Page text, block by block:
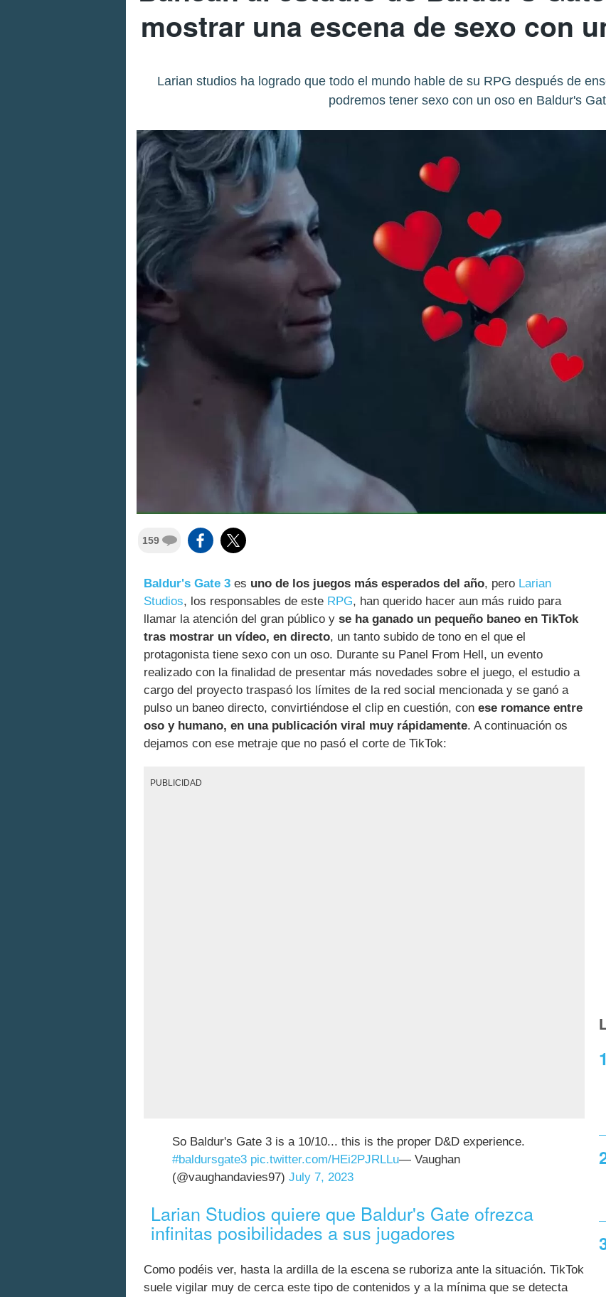
mostrar una escena de sexo con
Larian studios ha logrado que todo el mundo hable de su RPG después de
podremos tener sexo con un oso en Baldur's
159
Baldur's Gate 3 es uno de los juegos más esperados del año, pero Larian
Studios, los responsables de este RPG, han querido hacer aun más ruido para
llamar la atención del gran público y se ha ganado un pequeño baneo en TikTok
tras mostrar un vídeo, en directo, un tanto subido de tono en el que el
protagonista tiene sexo con un oso. Durante su Panel From Hell, un evento
realizado con la finalidad de presentar más novedades sobre el juego, el estudio a
cargo del proyecto traspasó los límites de la red social mencionada y se ganó a
pulso un baneo directo, convirtiéndose el clip en cuestión, con ese romance entre
oso y humano, en una publicación viral muy rápidamente. A continuación os
dejamos con ese metraje que no pasó el corte de TikTok:
PUBLICIDAD
So Baldur's Gate 3 is a 10/10... this is the proper D&D experience.
#baldursgate3 pic.twitter.com/HEi2PJRLLu— Vaughan
(@vaughandavies97) July 7, 2023
Larian Studios quiere que Baldur's Gate ofrezca
infinitas posibilidades a sus jugadores
Como podéis ver, hasta la ardilla de la escena se ruboriza ante la situación. TikTok
suele vigilar muy de cerca este tipo de contenidos y a la mínima que se detecta